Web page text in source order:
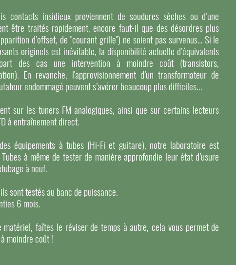
contacts insidieux proviennent de soudures sèches ou d’une
être traités rapidement, encore faut-il que des désordres plus
d’offset, de "courant grille") ne soient pas survenus… Si le
originels est inévitable, la disponibilité actuelle d’équivalents
des cas une intervention à moindre coût (transistors,
En revanche, l'approvisionnement d’un transformateur de
endommagé peuvent s’avérer beaucoup plus difficiles...
sur les tuners FM analogiques, ainsi que sur certains lecteurs
à entraînement direct.
équipements à tubes (Hi-Fi et guitare), notre laboratoire est
à même de tester de manière approfondie leur état d’usure
à neuf.
sont testés au banc de puissance.
6 mois.
faîtes le réviser de temps à autre, cela vous permet de
moindre coût !